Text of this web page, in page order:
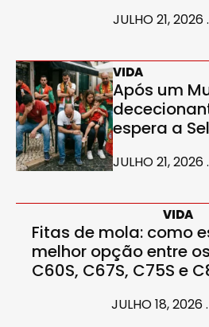
JULHO 21, 2026
VIDA
Após um
espera a
JULHO 21, 2026
VIDA
Fitas de mola: como
melhor opção entre
C60S, C67S, C75S e
JULHO 18, 2026